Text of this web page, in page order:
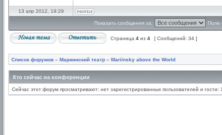
13 апр 2012, 19:29
Показать сообщения за: Поле
Страница 4 из 4 [ Сообщений: 34 ]
Список форумов » Мариинский театр » Mariinsky above the World
Кто сейчас на конференции
Сейчас этот форум просматривают: нет зарегистрированных пользователей и гости: